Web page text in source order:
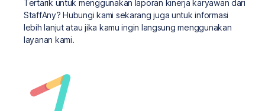
Tertarik untuk menggunakan laporan kinerja karyawan dari
StaffAny? Hubungi kami sekarang juga untuk informasi
lebih lanjut atau jika kamu ingin langsung menggunakan
layanan kami.